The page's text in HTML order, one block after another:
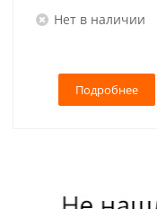
Нет в наличии
Подробнее